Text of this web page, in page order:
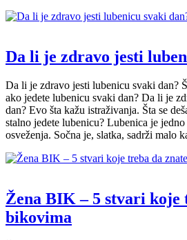
Da li je zdravo jesti
Da li je zdravo jesti lubenicu svaki dan?
ako jedete lubenicu svaki dan? Da li je
dan? Evo šta kažu istraživanja. Šta se
stalno jedete lubenicu? Lubenica je
osveženja. Sočna je, slatka, sadrži malo
Žena BIK – 5 stvari koje
bikovima